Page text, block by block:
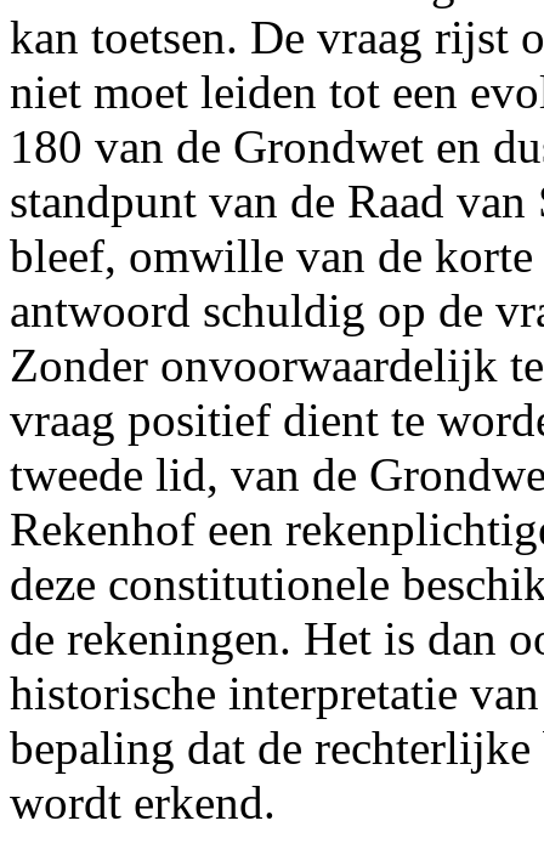
kan toetsen. De vraag rijst
niet moet leiden tot een
180 van de Grondwet en
standpunt van de Raad
bleef, omwille van de
antwoord schuldig op de
Zonder onvoorwaardelijk
vraag positief dient te
tweede lid, van de
Rekenhof een
deze constitutionele
de rekeningen. Het is dan
historische interpretatie
bepaling dat de
wordt erkend.